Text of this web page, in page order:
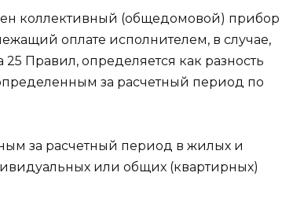
коллективный (общедомовой) прибор
оплате исполнителем, в случае,
Правил, определяется как разность
за расчетный период по
за расчетный период в жилых и
или общих (квартирных)